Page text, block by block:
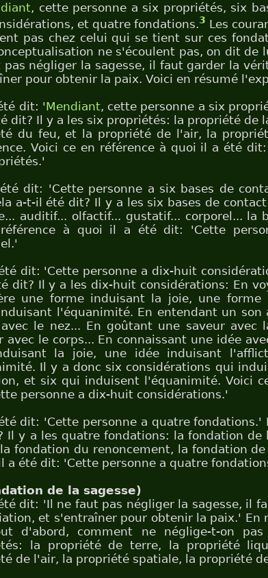
, cette personne a six propriétés, six
et quatre fondations.3 Les
pas chez celui qui se tient sur ces
ne s'écoulent pas, on dit de
pas négliger la sagesse, il faut garder la
pour obtenir la paix. Voici en résumé
dit: 'Mendiant, cette personne a six
dit? Il y a les six propriétés: la propriété de
du feu, et la propriété de l'air, la
Voici ce en référence à quoi il a été
dit: 'Cette personne a six bases de
a-t-il été dit? Il y a les six bases de
auditif... olfactif... gustatif... corporel... la
à quoi il a été dit: 'Cette
dit: 'Cette personne a dix-huit
dit? Il y a les dix-huit considérations: En
une forme induisant la joie, une
l'équanimité. En entendant un son
le nez... En goûtant une saveur avec
avec le corps... En connaissant une idée
la joie, une idée induisant
Il y a donc six considérations qui
et six qui induisent l'équanimité. Voici
personne a dix-huit considérations.'
dit: 'Cette personne a quatre fondations.'
Il y a les quatre fondations: la fondation de
fondation du renoncement, la fondation
a été dit: 'Cette personne a quatre
de la sagesse)
dit: 'Il ne faut pas négliger la sagesse, il
et s'entraîner pour obtenir la paix.' En
d'abord, comment ne néglige-t-on
la propriété de terre, la propriété
de l'air, la propriété spatiale, la propriété